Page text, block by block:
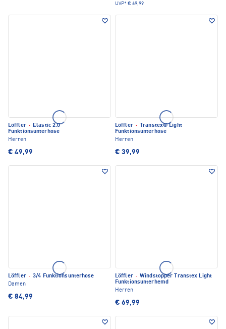
UVP* € 69,99
Löffler · Elastic 2.0
Funktionsunterhose
Herren
€ 49,99
Löffler ·
Transtex® Light
Funktionsunterhose
Herren
€ 39,99
Löffler · 3/4 Funktionsunterhose
Damen
€ 84,99
Löffler · Windstopper Transtex Light
Funktionsunterhemd
Herren
€ 69,99